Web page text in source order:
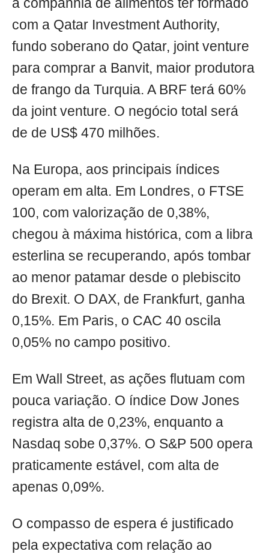
a companhia de alimentos ter formado
com a Qatar Investment Authority,
fundo soberano do Qatar, joint venture
para comprar a Banvit, maior produtora
de frango da Turquia. A BRF terá 60%
da joint venture. O negócio total será
de de US$ 470 milhões.
Na Europa, aos principais índices
operam em alta. Em Londres, o FTSE
100, com valorização de 0,38%,
chegou à máxima histórica, com a libra
esterlina se recuperando, após tombar
ao menor patamar desde o plebiscito
do Brexit. O DAX, de Frankfurt, ganha
0,15%. Em Paris, o CAC 40 oscila
0,05% no campo positivo.
Em Wall Street, as ações flutuam com
pouca variação. O índice Dow Jones
registra alta de 0,23%, enquanto a
Nasdaq sobe 0,37%. O S&P 500 opera
praticamente estável, com alta de
apenas 0,09%.
O compasso de espera é justificado
pela expectativa com relação ao